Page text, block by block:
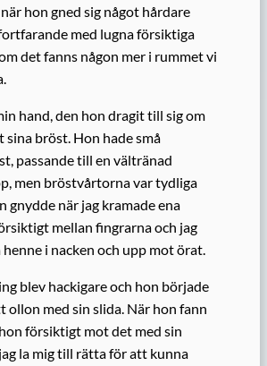
hon gned sig något hårdare
med lugna försiktiga
det fanns någon mer i rummet vi
hand, den hon dragit till sig om
sina bröst. Hon hade små
passande till en vältränad
men bröstvårtorna var tydliga
gnydde när jag kramade ena
mellan fingrarna och jag
henne i nacken och upp mot örat.
blev hackigare och hon började
ollon med sin slida. När hon fann
försiktigt mot det med sin
la mig till rätta för att kunna